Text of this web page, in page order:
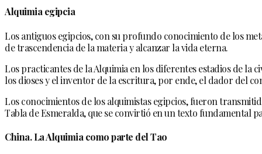
Alquimia egipcia
Los antiguos egipcios, con su profundo conocimiento de los
de trascendencia de la materia y alcanzar la vida eterna.
Los practicantes de la Alquimia en los diferentes estadios de la
los dioses y el inventor de la escritura, por ende, el dador del
Los conocimientos de los alquimistas egipcios, fueron
Tabla de Esmeralda, que se convirtió en un texto fundamental
China. La Alquimia como parte del Tao